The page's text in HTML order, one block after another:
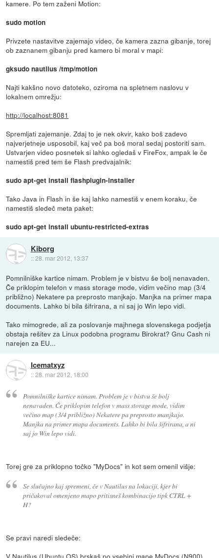
kamere. Po tem zaženi Motion:
sudo motion
Privzete nastavitve zajemajo video, če kamera zazna gibanje, torej
ob zaznanem gibanju pred kamero bi moral v mapi:
gksudo nautilus /tmp/motion
Najti kakšno novo datoteko, oziroma na spletnem naslovu v
lokalnem omrežju:
http://localhost:8081
Spremljati zajemanje. Zdaj to je nek okvir, kako boš zadevo
najverjetneje usposobil, kaj več pa boš moral sedaj postoriti sam.
Ustvarjen video posnetek si lahko ogledaš v FireFox, ampak le če
namestiš pred tem še Flash predvajalnik:
sudo apt-get install flashplugin-installer
Tako Java in Flash in še kaj lahko namestiš v enem koraku, če
namestiš sledeč meta paket:
sudo apt-get install ubuntu-restricted-extras
Kiborg
::28. mar 2012, 13:37
Pomnilniške kartice nimam. Problem je v bistvu še bolj nenavaden.
Če priklopim telefon v mass storage mode, vidim večino map (3/4
približno) Nekatere pa preprosto manjkajo. Manjka na primer mapa
documents. Lahko bi bila šifrirana, a ni saj jo Win lepo vidi.
Tako mimogrede, ali za poslovanje majhnega slovenskega podjetja
obstaja rešitev za Linux podobna programu Birokrat? Gnu Cash ni
narejen za EU...
Icematxyz
::28. mar 2012, 18:00
Pomnilniške kartice nimam. Problem je v bistvu še bolj
nenavaden. Če priklopim telefon v mass storage mode, vidim
večino map (3/4 približno) Nekatere pa preprosto manjkajo.
Manjka na primer mapa documents. Lahko bi bila šifrirana, a ni
saj jo Win lepo vidi.
Torej gre za priklopno točko "MyDocs" in kot sem omenil višje:
Se slučajno kaj spremeni, če v Nautilus na lokaciji, kjer bi
pričakoval omenjeno mapo pritisneš kombinacijo tipk CTRL +
H?
Se pravi naredi sledeče: